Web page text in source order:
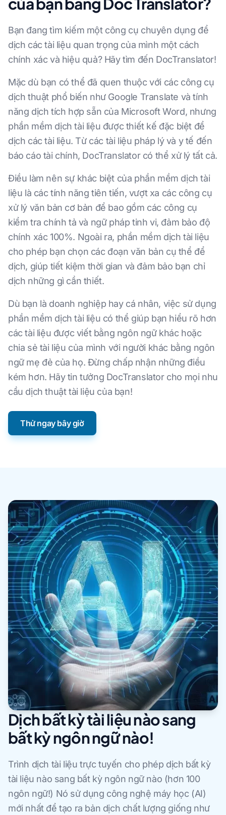
Bạn đang tìm kiếm một công cụ chuyên dụng để
dịch các tài liệu quan trọng của mình một cách
chính xác và hiệu quả? Hãy tìm đến DocTranslator!
Mặc dù bạn có thể đã quen thuộc với các công cụ
dịch thuật phổ biến như Google Translate và tính
năng dịch tích hợp sẵn của Microsoft Word, nhưng
phần mềm dịch tài liệu được thiết kế đặc biệt để
dịch các tài liệu. Từ các tài liệu pháp lý và y tế đến
báo cáo tài chính, DocTranslator có thể xử lý tất cả.
Điều làm nên sự khác biệt của phần mềm dịch tài
liệu là các tính năng tiên tiến, vượt xa các công cụ
xử lý văn bản cơ bản để bao gồm các công cụ
kiểm tra chính tả và ngữ pháp tinh vi, đảm bảo độ
chính xác 100%. Ngoài ra, phần mềm dịch tài liệu
cho phép bạn chọn các đoạn văn bản cụ thể để
dịch, giúp tiết kiệm thời gian và đảm bảo bạn chỉ
dịch những gì cần thiết.
Dù bạn là doanh nghiệp hay cá nhân, việc sử dụng
phần mềm dịch tài liệu có thể giúp bạn hiểu rõ hơn
các tài liệu được viết bằng ngôn ngữ khác hoặc
chia sẻ tài liệu của mình với người khác bằng ngôn
ngữ mẹ đẻ của họ. Đừng chấp nhận những điều
kém hơn. Hãy tin tưởng DocTranslator cho mọi nhu
cầu dịch thuật tài liệu của bạn!
Thử ngay bây giờ
Dịch bất kỳ tài liệu nào sang
bất kỳ ngôn ngữ nào!
Trình dịch tài liệu trực tuyến cho phép dịch bất kỳ
tài liệu nào sang bất kỳ ngôn ngữ nào (hơn 100
ngôn ngữ!) Nó sử dụng công nghệ máy học (AI)
mới nhất để tạo ra bản dịch chất lượng giống như